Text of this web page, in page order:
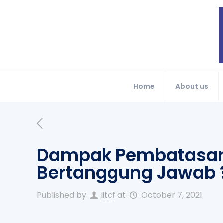
Home About us
Dampak
Bertanggung Jawab
Published by iitcf at October 7, 2021